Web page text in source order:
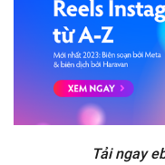
Tải ngay